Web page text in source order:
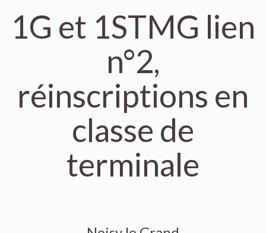
1G et 1STMG lien
n°2,
réinscriptions en
classe de
terminale